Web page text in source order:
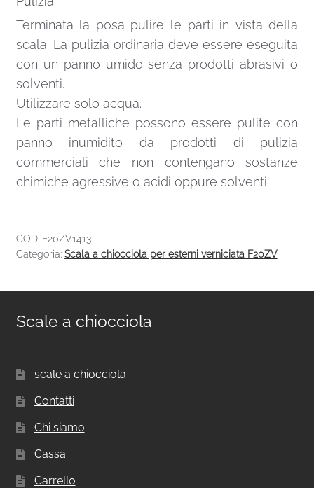
Terminata la posa pulire le parti in vista della
scala. La pulizia ordinaria deve essere eseguita
con un panno umido senza prodotti abrasivi o
solventi.
Utilizzare solo acqua.
Le parti metalliche possono essere pulite con
panno inumidito da prodotti di pulizia
commerciali che non contengano sostanze
chimiche agressive o acidi oppure solventi.
COD: F20ZV1413
Categoria: Scala a chiocciola per esterni verniciata F20ZV
Scale a chiocciola
scale a chiocciola
Contatti
Chi siamo
Cassa
Carrello